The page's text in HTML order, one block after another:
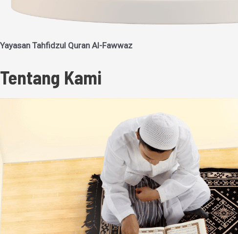
Yayasan Tahfidzul Quran Al-Fawwaz
Tentang Kami